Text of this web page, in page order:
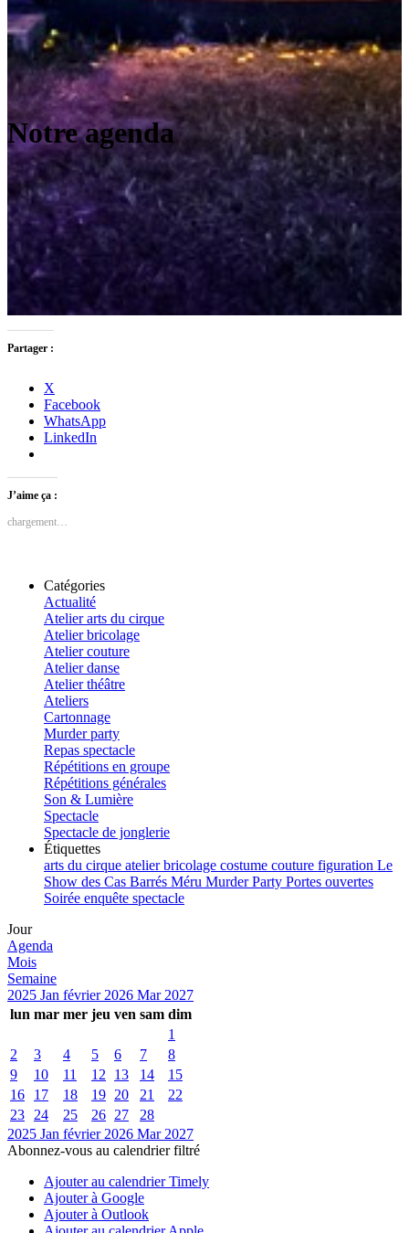
Notre agenda
Partager :
X
Facebook
WhatsApp
LinkedIn
J’aime ça :
chargement…
Catégories
Actualité
Atelier arts du cirque
Atelier bricolage
Atelier couture
Atelier danse
Atelier théâtre
Ateliers
Cartonnage
Murder party
Repas spectacle
Répétitions en groupe
Répétitions générales
Son & Lumière
Spectacle
Spectacle de jonglerie
Étiquettes
arts du cirque atelierbricolage costume couture figuration Le
Show des Cas Barrés Méru Murder Party Portes ouvertes
Soirée enquête spectacle
Jour
Agenda
Mois
Semaine
2025 Jan février 2026 Mar 2027
lun mar mer jeu ven sam dim
1
2
3 4 5 6 7
8
9
10 11 12 13 14
15
16
17 18 19 20 21
22
23
24 25 26 27
28
2025 Jan février 2026 Mar 2027
Abonnez-vous au calendrier filtré
Ajouter au calendrier Timely
Ajouter à Google
Ajouter à Outlook